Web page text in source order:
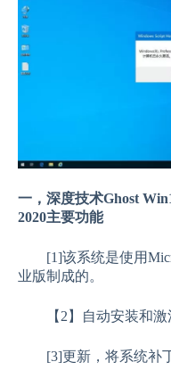
一，深度技术Ghost
2020主要功能
[1]该系统是使用
业版制成的。
【2】自动安装和激
[3]更新，将系统补丁